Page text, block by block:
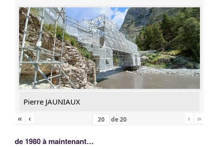
Pierre JAUNIAUX
«
‹ de20 › »
de 1980 à maintenant…